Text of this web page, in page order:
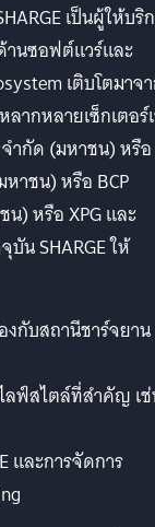
เป็นผู้ให้บริ
านซอฟต์แวร์และ
เติบโตมาจ
ากหลายเซ็กเตอร์
ำกัด (มหาชน) หรือ
าชน) หรือ BCP
) หรือ XPG และ
น SHARGE ให้
งกับสถานีชาร์จยาน
ลฟ์สไตล์ที่สำคัญ เ
และการจัดการ